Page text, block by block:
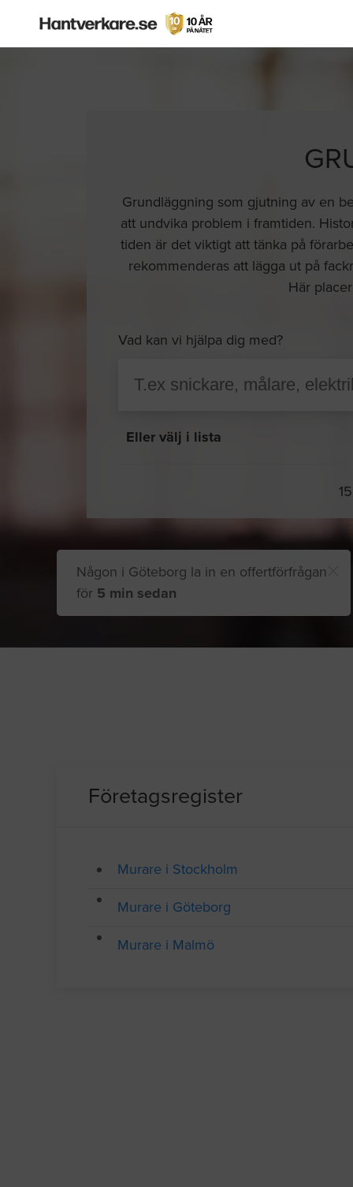
Grundläggning som gjutning av en
att undvika problem i framtiden.
tiden är det viktigt att tänka på
rekommenderas att lägga ut på
Här
Vad kan vi hjälpa dig med?
Eller välj i lista
Någon i Göteborg la in en offertförfrågan
för 5 min sedan
Företagsregister
Murare i Stockholm
Murare i Göteborg
Murare i Malmö